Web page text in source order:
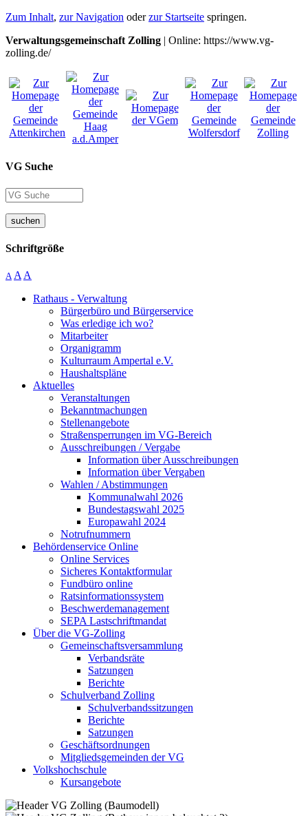
Zum Inhalt, zur Navigation oderzur Startseite springen.
Verwaltungsgemeinschaft Zolling | Online: https://www.vg-
zolling.de/
VG Suche
suchen
Schriftgröße
A A A
Rathaus - Verwaltung
Bürgerbüro und Bürgerservice
Was erledige ich wo?
Mitarbeiter
Organigramm
Kulturraum Ampertal e.V.
Haushaltspläne
Aktuelles
Veranstaltungen
Bekanntmachungen
Stellenangebote
Straßensperrungen im VG-Bereich
Ausschreibungen / Vergabe
Information über Ausschreibungen
Information über Vergaben
Wahlen / Abstimmungen
Kommunalwahl 2026
Bundestagswahl 2025
Europawahl 2024
Notrufnummern
Behördenservice Online
Online Services
Sicheres Kontaktformular
Fundbüro online
Ratsinformationssystem
Beschwerdemanagement
SEPA Lastschriftmandat
Über die VG-Zolling
Gemeinschaftsversammlung
Verbandsräte
Satzungen
Berichte
Schulverband Zolling
Schulverbandssitzungen
Berichte
Satzungen
Geschäftsordnungen
Mitgliedsgemeinden der VG
Volkshochschule
Kursangebote